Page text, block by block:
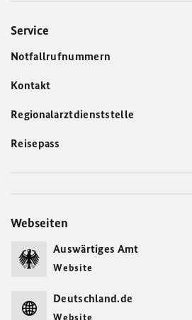
Service
Notfallrufnummern
Kontakt
Regionalarztdienststelle
Reisepass
Webseiten
Auswärtiges Amt
Website
Deutschland.de
Website